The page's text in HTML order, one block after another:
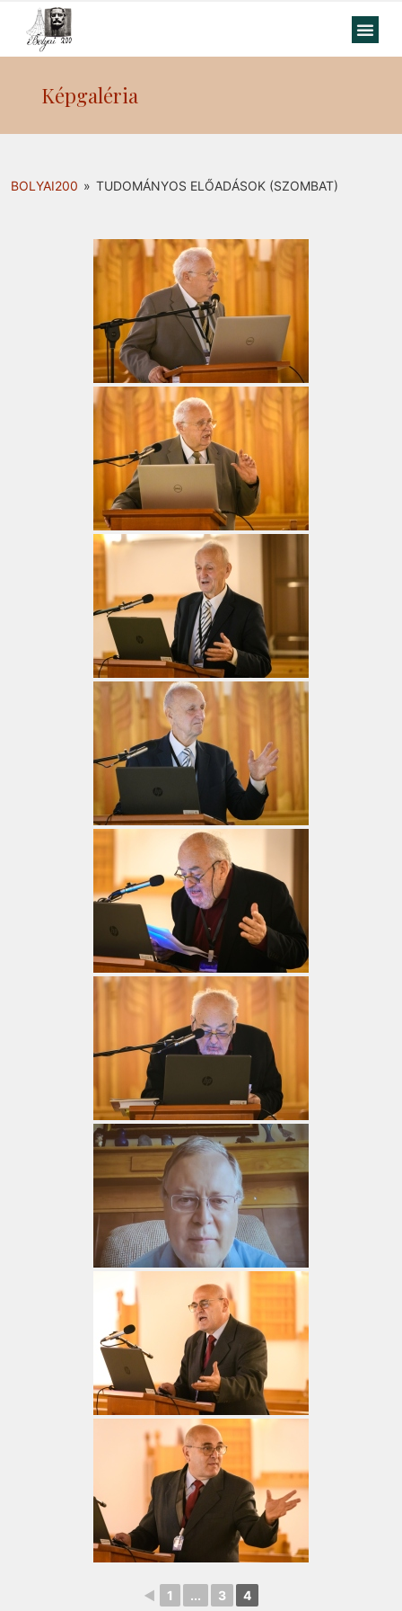
Képgaléria
BOLYAI200 » TUDOMÁNYOS ELŐADÁSOK (SZOMBAT)
◄ 1 ... 3 4